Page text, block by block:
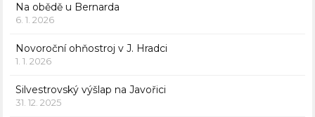
Na obědě u Bernarda
6. 1. 2026
Novoroční ohňostroj v J. Hradci
1. 1. 2026
Silvestrovský výšlap na Javořici
31. 12. 2025